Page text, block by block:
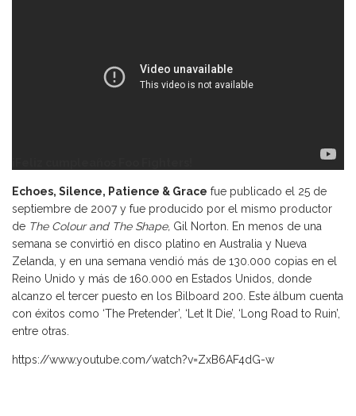
Echoes, Silence, Patience & Grace fue publicado el 25 de
septiembre de 2007 y fue producido por el mismo productor
de The Colour and The Shape, Gil Norton. En menos de una
semana se convirtió en disco platino en Australia y Nueva
Zelanda, y en una semana vendió más de 130.000 copias en el
Reino Unido y más de 160.000 en Estados Unidos, donde
alcanzo el tercer puesto en los Bilboard 200. Este álbum cuenta
con éxitos como ‘The Pretender’, ‘Let It Die’, ‘Long Road to Ruin’,
entre otras.
https://www.youtube.com/watch?v=ZxB6AF4dG-w